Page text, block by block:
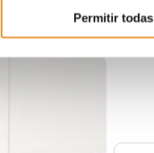
Permitir todas